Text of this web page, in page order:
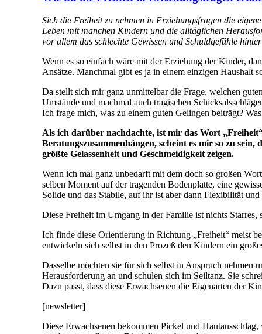
Sich die Freiheit zu nehmen in Erziehungsfragen die
Leben mit manchen Kindern und die alltäglichen
vor allem das schlechte Gewissen und Schuldgefühle
Wenn es so einfach wäre mit der Erziehung der Kinder,
Ansätze. Manchmal gibt es ja in einem einzigen Haushalt
Da stellt sich mir ganz unmittelbar die Frage, welchen
Umstände und machmal auch tragischen
Ich frage mich, was zu einem guten Gelingen beiträgt?
Als ich darüber nachdachte, ist mir das Wort
Beratungszusammenhängen, scheint es mir so zu
größte Gelassenheit und Geschmeidigkeit zeigen.
Wenn ich mal ganz unbedarft mit dem doch so großen
selben Moment auf der tragenden Bodenplatte, eine
Solide und das Stabile, auf ihr ist aber dann Flexibilität
Diese Freiheit im Umgang in der Familie ist nichts
Ich finde diese Orientierung in Richtung „Freiheit“ meist
entwickeln sich selbst in den Prozeß den Kindern ein
Dasselbe möchten sie für sich selbst in Anspruch nehmen
Herausforderung an und schulen sich im Seiltanz. Sie
Dazu passt, dass diese Erwachsenen die Eigenarten der
[newsletter]
Diese Erwachsenen bekommen Pickel und